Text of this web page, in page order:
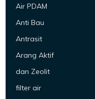
Air PDAM
Anti Bau
Antrasit
Arang Aktif
dan Zeolit
filter air